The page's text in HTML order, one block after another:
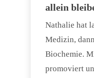
allein
Nathalie hat
Medizin,
Biochemie.
promoviert